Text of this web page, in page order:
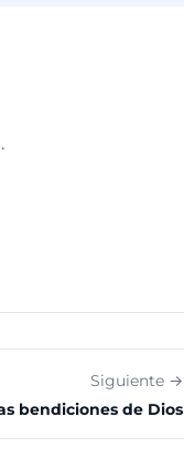
Siguiente →
bendiciones de Dios